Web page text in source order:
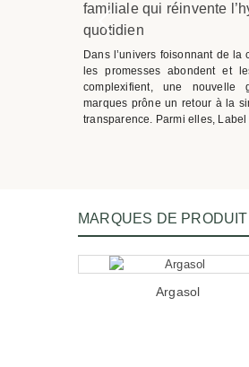
familiale qui réinvente
quotidien
Dans l’univers foisonnant de la
les promesses abondent et
complexifient, une nouvelle
marques prône un retour à la
transparence. Parmi elles, Label
MARQUES DE PRODUIT
Argasol